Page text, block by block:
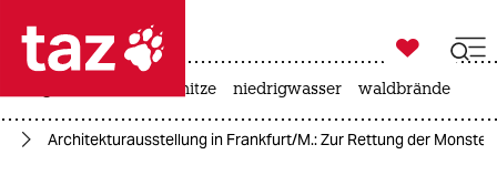
 taz zahl ich
taz zahl ich

taz zahl ich
hitze niedrigwasser waldbrände
Architekturausstellung in Frankfurt/M.: Zur Rettung der Monster!